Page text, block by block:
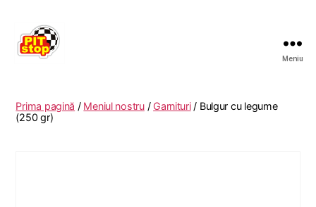
RASNOV
Meniu
Prima pagină / Meniul nostru/ Garnituri/ Bulgur cu legume
(250 gr)